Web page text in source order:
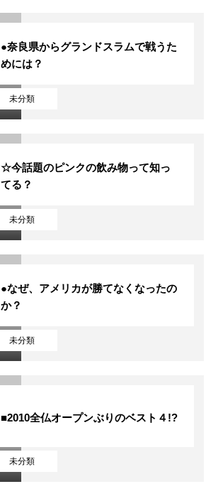
未分類
●奈良県からグランドスラムで戦うた
めには？
未分類
☆今話題のピンクの飲み物って知っ
てる？
未分類
●なぜ、アメリカが勝てなくなったの
か？
未分類
■2010全仏オープンぶりのベスト４!?